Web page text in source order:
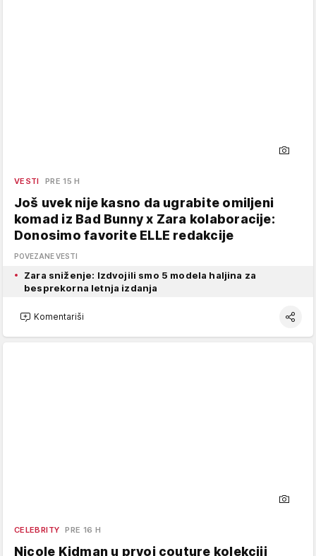
VESTI PRE 15 H
Još uvek nije kasno da ugrabite omiljeni
komad iz Bad Bunny x Zara kolaboracije:
Donosimo favorite ELLE redakcije
POVEZANE VESTI
Zara sniženje: Izdvojili smo 5 modela haljina za
besprekorna letnja izdanja
Komentariši
CELEBRITY PRE 16 H
Nicole Kidman u prvoj couture kolekciji